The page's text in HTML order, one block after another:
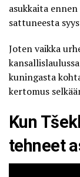
asukkaita
sattuneesta
Joten vaikka
kuningasta
kertomus
Kun
tehneet